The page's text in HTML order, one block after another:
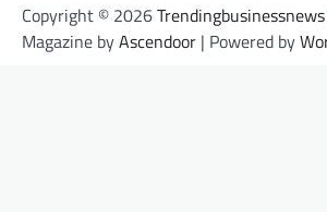
Copyright © 2026Trendingbusinessnews
Magazine byAscendoor | Powered by